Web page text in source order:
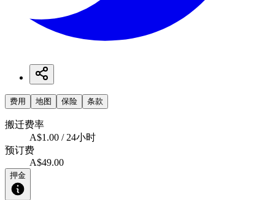
费用 地图 保险 条款
搬迁费率
A$1.00 / 24小时
预订费
A$49.00
押金